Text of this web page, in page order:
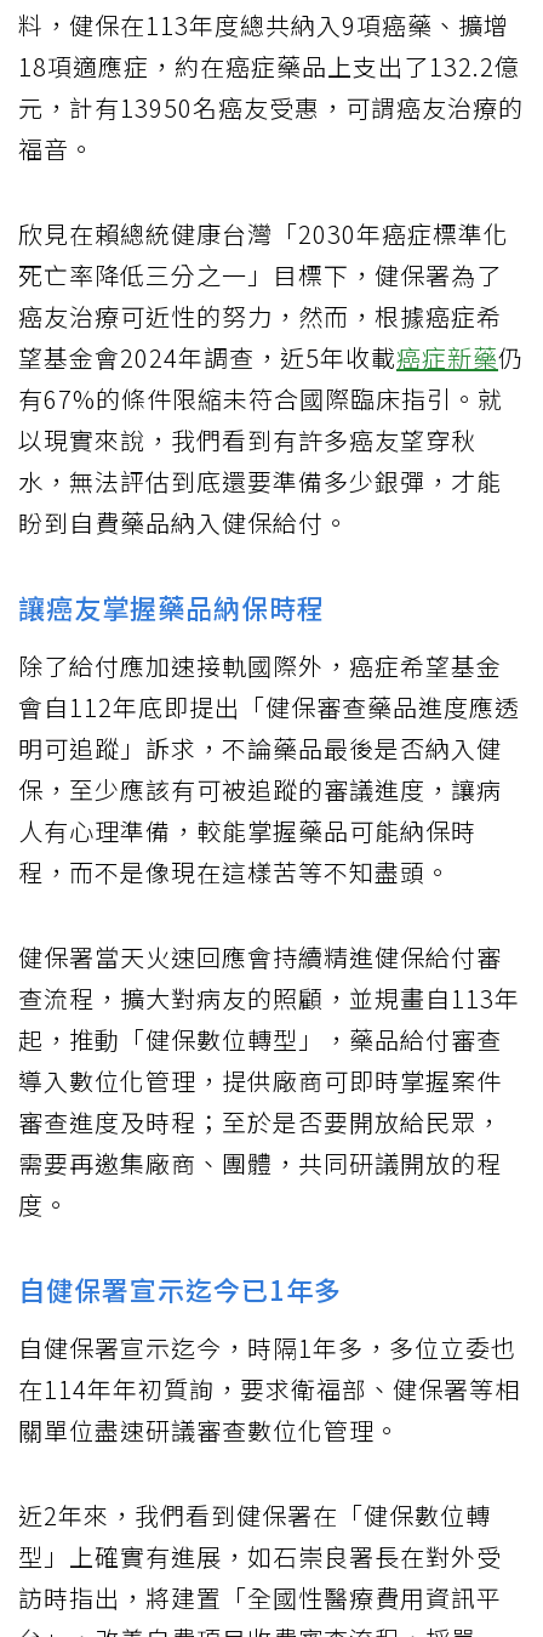
料，健保在113年度總共納入9項癌藥、擴增
18項適應症，約在癌症藥品上支出了132.2億
元，計有13950名癌友受惠，可謂癌友治療的
福音。
欣見在賴總統健康台灣「2030年癌症標準化
死亡率降低三分之一」目標下，健保署為了
癌友治療可近性的努力，然而，根據癌症希
望基金會2024年調查，近5年收載癌症新藥仍
有67%的條件限縮未符合國際臨床指引。就
以現實來說，我們看到有許多癌友望穿秋
水，無法評估到底還要準備多少銀彈，才能
盼到自費藥品納入健保給付。
讓癌友掌握藥品納保時程
除了給付應加速接軌國際外，癌症希望基金
會自112年底即提出「健保審查藥品進度應透
明可追蹤」訴求，不論藥品最後是否納入健
保，至少應該有可被追蹤的審議進度，讓病
人有心理準備，較能掌握藥品可能納保時
程，而不是像現在這樣苦等不知盡頭。
健保署當天火速回應會持續精進健保給付審
查流程，擴大對病友的照顧，並規畫自113年
起，推動「健保數位轉型」，藥品給付審查
導入數位化管理，提供廠商可即時掌握案件
審查進度及時程；至於是否要開放給民眾，
需要再邀集廠商、團體，共同研議開放的程
度。
自健保署宣示迄今已1年多
自健保署宣示迄今，時隔1年多，多位立委也
在114年年初質詢，要求衛福部、健保署等相
關單位盡速研議審查數位化管理。
近2年來，我們看到健保署在「健保數位轉
型」上確實有進展，如石崇良署長在對外受
訪時指出，將建置「全國性醫療費用資訊平